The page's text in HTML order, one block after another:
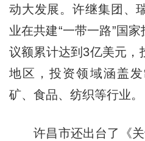
动大发展。许继集团、
业在共建“一带一路”国
议额累计达到3亿美元，
地区，投资领域涵盖
矿、食品、纺织等行业。
许昌市还出台了《关